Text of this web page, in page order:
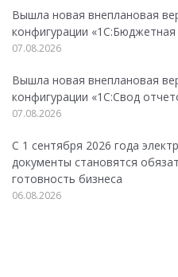
Вышла новая внеплановая
конфигурации
07.08.2026
Вышла новая внеплановая
конфигурации «1C:Свод
07.08.2026
С 1 сентября 2026 года
документы становятся
готовность бизнеса
06.08.2026